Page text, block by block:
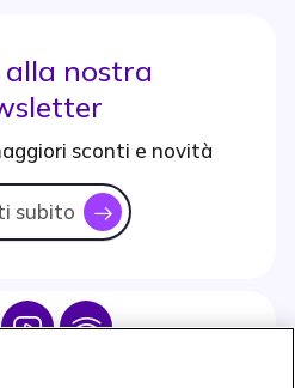
alla nostra
sconti e novità
subito icon
IconIcon